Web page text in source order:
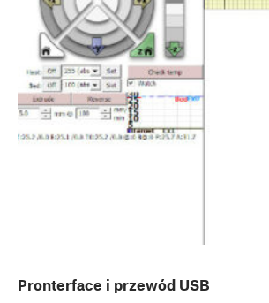
Pronterface i przewód USB